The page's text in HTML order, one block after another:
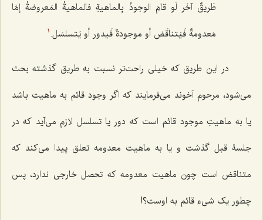
طَریقٌ آخَر لَو قامَ الوجودُ بِالماهیةِ فالماهیةُ المَعروضةُ إمّا
مَعدومةٌ فَیَتناقَض أو موجودةٌ فَیدور أو یَتسلسَل. 1
در این طریق که خیلی راحت‌تر نسبت به طریق گذشته بحث
می‌شود، مرحوم آخوند می‌فرمایند که اگر وجود قائم به ماهیت باشد
یا به ماهیتِ موجود قائم است که دور یا تسلسل لازم می‌آید که در
جلسۀ قبل گذشت و یا به ماهیت معدومه تعلق پیدا می‌کند که
متناقض است چون ماهیت معدومه که تحصل خارجی ندارد، پس
چطور یک شیء قائم به اوست؟!